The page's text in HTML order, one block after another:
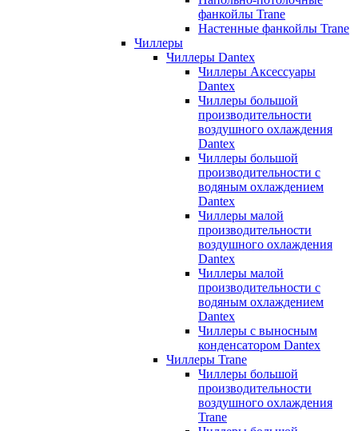
фанкойлы Trane
Настенные фанкойлы Trane
Чиллеры
Чиллеры Dantex
Чиллеры Аксессуары
Dantex
Чиллеры большой
производительности
воздушного охлаждения
Dantex
Чиллеры большой
производительности с
водяным охлаждением
Dantex
Чиллеры малой
производительности
воздушного охлаждения
Dantex
Чиллеры малой
производительности с
водяным охлаждением
Dantex
Чиллеры с выносным
конденсатором Dantex
Чиллеры Trane
Чиллеры большой
производительности
воздушного охлаждения
Trane